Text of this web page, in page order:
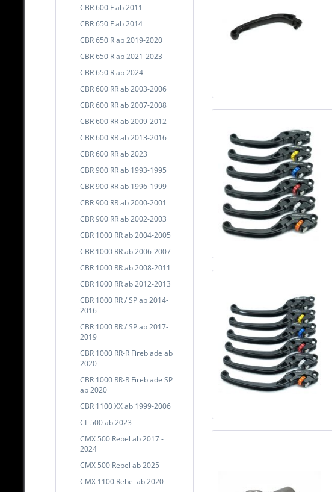
CBR 600 F ab 2011
CBR 650 F ab 2014
CBR 650 R ab 2019-2020
CBR 650 R ab 2021-2023
CBR 650 R ab 2024
CBR 600 RR ab 2003-2006
CBR 600 RR ab 2007-2008
CBR 600 RR ab 2009-2012
CBR 600 RR ab 2013-2016
CBR 600 RR ab 2023
CBR 900 RR ab 1993-1995
CBR 900 RR ab 1996-1999
CBR 900 RR ab 2000-2001
CBR 900 RR ab 2002-2003
CBR 1000 RR ab 2004-2005
CBR 1000 RR ab 2006-2007
CBR 1000 RR ab 2008-2011
CBR 1000 RR ab 2012-2013
CBR 1000 RR / SP ab 2014-
2016
CBR 1000 RR / SP ab 2017-
2019
CBR 1000 RR-R Fireblade ab
2020
CBR 1000 RR-R Fireblade SP
ab 2020
CBR 1100 XX ab 1999-2006
CL 500 ab 2023
CMX 500 Rebel ab 2017 -
2024
CMX 500 Rebel ab 2025
CMX 1100 Rebel ab 2020